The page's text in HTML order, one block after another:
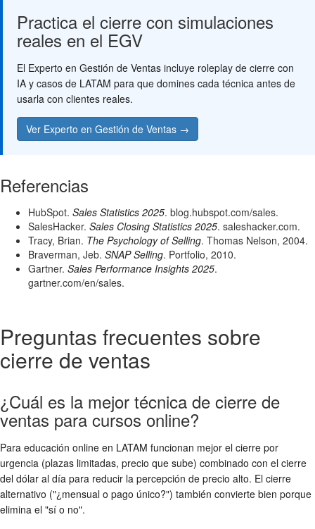
Practica el cierre con simulaciones
reales en el EGV
El Experto en Gestión de Ventas incluye roleplay de cierre con
IA y casos de LATAM para que domines cada técnica antes de
usarla con clientes reales.
Ver Experto en Gestión de Ventas →
Referencias
HubSpot. Sales Statistics 2025. blog.hubspot.com/sales.
SalesHacker. Sales Closing Statistics 2025. saleshacker.com.
Tracy, Brian. The Psychology of Selling. Thomas Nelson, 2004.
Braverman, Jeb. SNAP Selling. Portfolio, 2010.
Gartner. Sales Performance Insights 2025.
gartner.com/en/sales.
Preguntas frecuentes sobre
cierre de ventas
¿Cuál es la mejor técnica de cierre de
ventas para cursos online?
Para educación online en LATAM funcionan mejor el cierre por
urgencia (plazas limitadas, precio que sube) combinado con el cierre
del dólar al día para reducir la percepción de precio alto. El cierre
alternativo ("¿mensual o pago único?") también convierte bien porque
elimina el "sí o no".